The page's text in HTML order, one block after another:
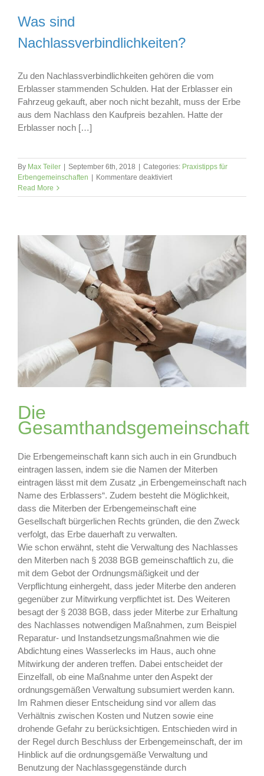
Was sind
Nachlassverbindlichkeiten?
Zu den Nachlassverbindlichkeiten gehören die vom
Erblasser stammenden Schulden. Hat der Erblasser ein
Fahrzeug gekauft, aber noch nicht bezahlt, muss der Erbe
aus dem Nachlass den Kaufpreis bezahlen. Hatte der
Erblasser noch […]
By Max Teiler | September 6th, 2018 | Categories: Praxistipps für
Erbengemeinschaften | Kommentare deaktiviertfür
für
Read More
Die
Gesamthandsgemeinschaft
Die Erbengemeinschaft kann sich auch in ein Grundbuch
eintragen lassen, indem sie die Namen der Miterben
eintragen lässt mit dem Zusatz „in Erbengemeinschaft nach
Name des Erblassers“. Zudem besteht die Möglichkeit,
dass die Miterben der Erbengemeinschaft eine
Gesellschaft bürgerlichen Rechts gründen, die den Zweck
verfolgt, das Erbe dauerhaft zu verwalten.
Wie schon erwähnt, steht die Verwaltung des Nachlasses
den Miterben nach § 2038 BGB gemeinschaftlich zu, die
mit dem Gebot der Ordnungsmäßigkeit und der
Verpflichtung einhergeht, dass jeder Miterbe den anderen
gegenüber zur Mitwirkung verpflichtet ist. Des Weiteren
besagt der § 2038 BGB, dass jeder Miterbe zur Erhaltung
des Nachlasses notwendigen Maßnahmen, zum Beispiel
Reparatur- und Instandsetzungsmaßnahmen wie die
Abdichtung eines Wasserlecks im Haus, auch ohne
Mitwirkung der anderen treffen. Dabei entscheidet der
Einzelfall, ob eine Maßnahme unter den Aspekt der
ordnungsgemäßen Verwaltung subsumiert werden kann.
Im Rahmen dieser Entscheidung sind vor allem das
Verhältnis zwischen Kosten und Nutzen sowie eine
drohende Gefahr zu berücksichtigen. Entschieden wird in
der Regel durch Beschluss der Erbengemeinschaft, der im
Hinblick auf die ordnungsgemäße Verwaltung und
Benutzung der Nachlassgegenstände durch